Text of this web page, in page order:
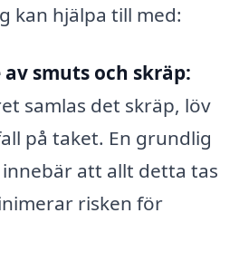
kan hjälpa till med:
smuts och skräp:
samlas det skräp, löv
på taket. En grundlig
att allt detta tas
risken för